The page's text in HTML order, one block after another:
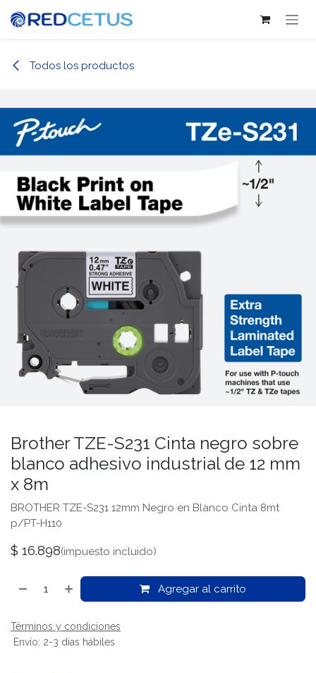
Todos los productos
Brother TZE-S231 Cinta negro sobre
blanco adhesivo industrial de 12 mm
x 8m
BROTHER TZE-S231 12mm Negro en Blanco Cinta 8mt
p/PT-H110
$ 16.898(impuesto incluido)
Agregar al carrito
Términos y condiciones
Envío: 2-3 días hábiles